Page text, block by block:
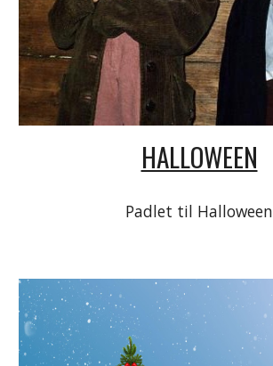
HALLOWEEN
Padlet til Halloween